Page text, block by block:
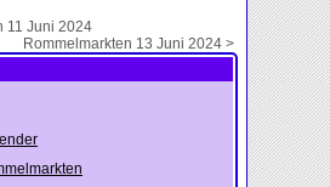
11 Juni 2024
Rommelmarkten 13 Juni 2024 >